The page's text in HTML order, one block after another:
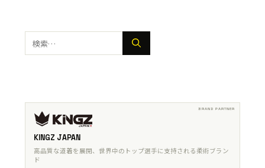
検
索:
KINGZ JAPAN
高品質な道着を展開、世界中のトップ選手に支持される柔術ブラン
ド